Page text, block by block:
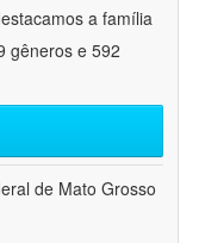
a família
gêneros e 592
de Mato Grosso